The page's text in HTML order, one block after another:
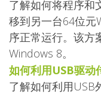
了解如何将程序和
移到另一台64位元
序正常运行。该方
Windows 8。
如何利用USB驱动
了解如何利用USB